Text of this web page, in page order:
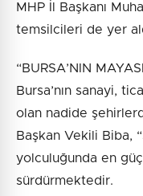
MHP İl Başkanı
temsilcileri de yer
“BURSA’NIN
Bursa’nın sanayi,
olan nadide
Başkan Vekili Biba,
yolculuğunda en
sürdürmektedir.